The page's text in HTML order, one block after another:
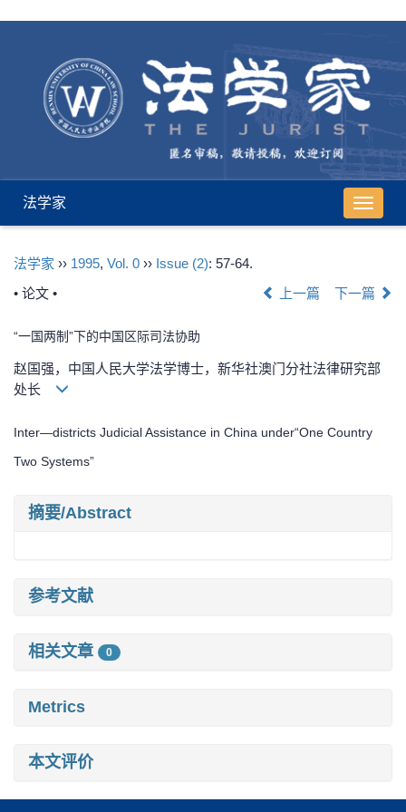
导
航
法学家
法学家 ›› 1995, Vol. 0 ›› Issue (2): 57-64.
• 论文 •
上一篇 下一篇
“一国两制”下的中国区际司法协助
赵国强，中国人民大学法学博士，新华社澳门分社法律研究部
处长
Inter—districts Judicial Assistance in China under“One Country
Two Systems”
摘要/Abstract
参考文献
相关文章 0
Metrics
本文评价